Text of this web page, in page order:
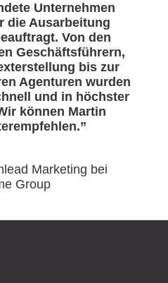
Unternehmen
die Ausarbeitung
Von den
Geschäftsführern,
bis zur
Agenturen wurden
und in höchster
können Martin
Marketing bei
Group